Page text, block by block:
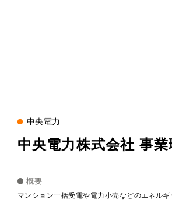
中央電力株式会社 事
中央電力
概要
マンション一括受電や電力小売などのエネル